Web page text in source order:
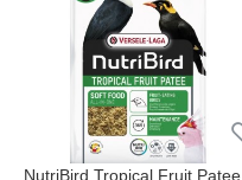
NutriBird Tropical Fruit Patee